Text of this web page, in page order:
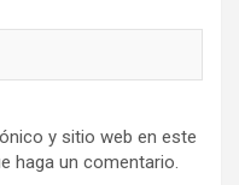
y sitio web en este
haga un comentario.